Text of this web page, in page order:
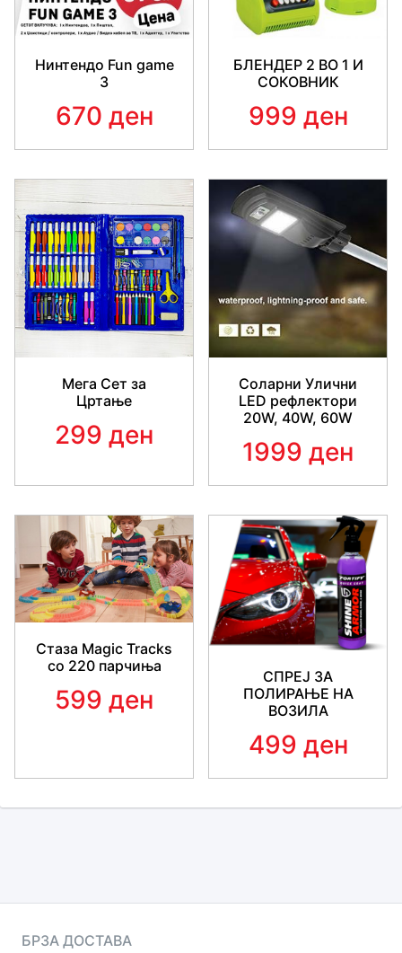
Нинтендо Fun game
3
670 ден
БЛЕНДЕР 2 ВО 1 И
СОКОВНИК
999 ден
Мега Сет за
Цртање
299 ден
Соларни Улични
LED рефлектори
20W, 40W, 60W
1999 ден
Стаза Magic Tracks
со 220 парчиња
599 ден
СПРЕЈ ЗА
ПОЛИРАЊЕ НА
ВОЗИЛА
499 ден
БРЗА ДОСТАВА